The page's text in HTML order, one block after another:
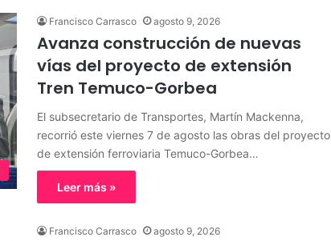
Francisco Carrasco agosto 9, 2026
Avanza construcción de nuevas
vías del proyecto de extensión
Tren Temuco-Gorbea
El subsecretario de Transportes, Martín Mackenna,
recorrió este viernes 7 de agosto las obras del proyecto
de extensión ferroviaria Temuco-Gorbea…
Leer más »
Francisco Carrasco agosto 9, 2026